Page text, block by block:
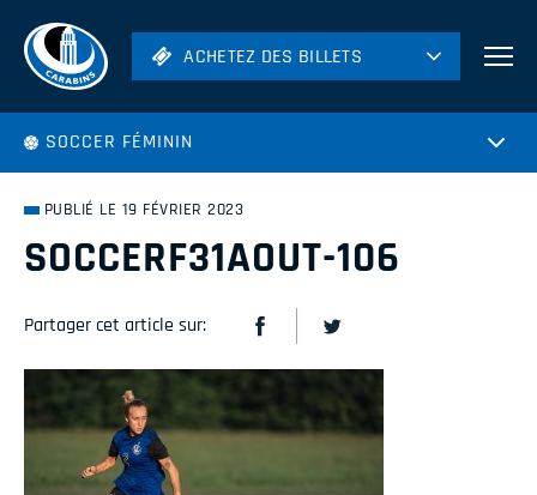
ACHETEZ DES BILLETS
Hockey
ACHETEZ DES BILLETS
SOCCER FÉMININ
PUBLIÉ LE 19 FÉVRIER 2023
SOCCERF31AOUT-106
Partager cet article sur: